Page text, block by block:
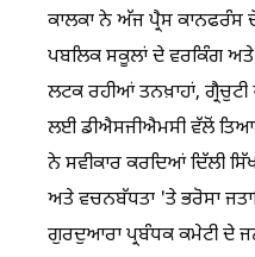
ਕਾਲਕਾ ਨੇ ਅੱਜ ਪ੍ਰੈਸ ਕਾਨਫਰੰਸ
ਪਬਲਿਕ ਸਕੂਲਾਂ ਦੇ ਵਰਕਿੰਗ
ਲਟਕ ਰਹੀਆਂ ਤਨਖ਼ਾਹਾਂ,
ਲਈ ਡੀਐਸਜੀਐਮਸੀ ਵੱਲੋਂ
ਨੇ ਸਵੀਕਾਰ ਕਰਦਿਆਂ ਦਿੱਲੀ
ਅਤੇ ਵਚਨਬੱਧਤਾ 'ਤੇ ਭਰੋਸਾ
ਗੁਰਦੁਆਰਾ ਪ੍ਰਬੰਧਕ ਕਮੇਟੀ ਦੇ